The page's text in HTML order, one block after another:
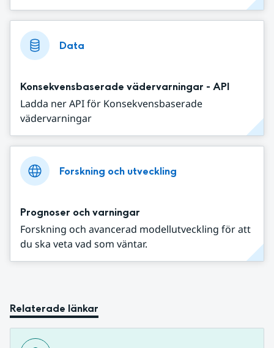
Data
Konsekvensbaserade vädervarningar - API
Ladda ner API för Konsekvensbaserade
vädervarningar
Forskning och utveckling
Prognoser och varningar
Forskning och avancerad modellutveckling för att
du ska veta vad som väntar.
Relaterade länkar